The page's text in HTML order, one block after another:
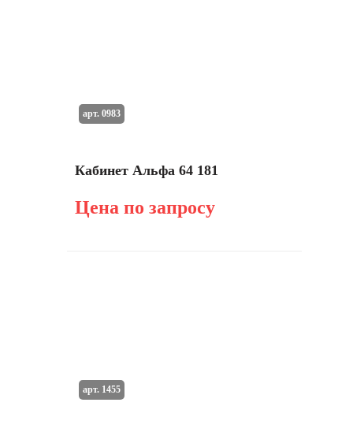
Кабинет Альфа 64 181
Цена по запросу
арт. 0983
арт. 1455